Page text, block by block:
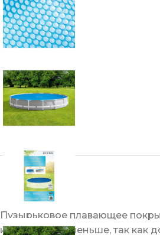
Пузырьковое плавающее
изделия чуть меньше, так как